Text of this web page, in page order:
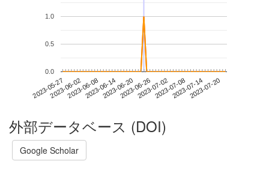
2023-05-272023-06-022023-06-082023-06-142023-06-202023-06-262023-07-022023-07-082023-07-142023-07-20
0.0
0.5
1.0
外部データベース (DOI)
Google Scholar